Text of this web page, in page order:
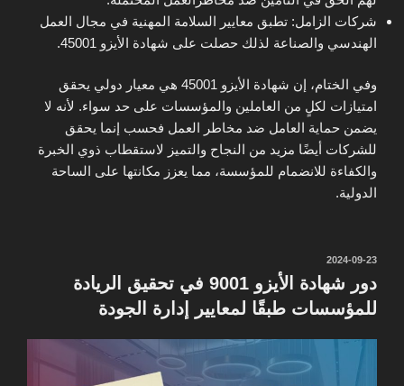
شركات الزامل: تطبق معايير السلامة المهنية في مجال العمل
الهندسي والصناعة لذلك حصلت على شهادة الأيزو 45001.
وفي الختام، إن شهادة الأيزو 45001 هي معيار دولي يحقق
امتيازات لكلٍ من العاملين والمؤسسات على حد سواء. لأنه لا
يضمن حماية العامل ضد مخاطر العمل فحسب إنما يحقق
للشركات أيضًا مزيد من النجاح والتميز لاستقطاب ذوي الخبرة
والكفاءة للانضمام للمؤسسة، مما يعزز مكانتها على الساحة
الدولية.
نُشر
2024-09-23
دور شهادة الأيزو 9001 في تحقيق الريادة
للمؤسسات طبقًا لمعايير إدارة الجودة